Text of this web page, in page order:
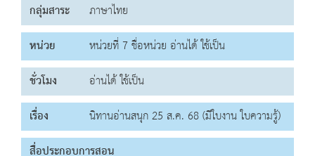
กลุ่มสาระ
ภาษาไทย
หน่วย
หน่วยที่ 7 ชื่อหน่วย อ่านได้ ใช้เป็น
ชั่วโมง
อ่านได้ ใช้เป็น
เรื่อง
นิทานอ่านสนุก 25 ส.ค. 68 (มีใบงาน ใบความรู้)
สื่อประกอบการสอน